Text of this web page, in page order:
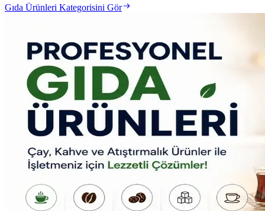
Gıda Ürünleri Kategorisini Gör